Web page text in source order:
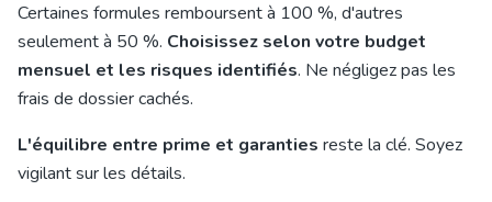
Certaines formules remboursent à 100 %, d'autres
seulement à 50 %. Choisissez selon votre budget
mensuel et les risques identifiés. Ne négligez pas les
frais de dossier cachés.
L'équilibre entre prime et garanties reste la clé. Soyez
vigilant sur les détails.